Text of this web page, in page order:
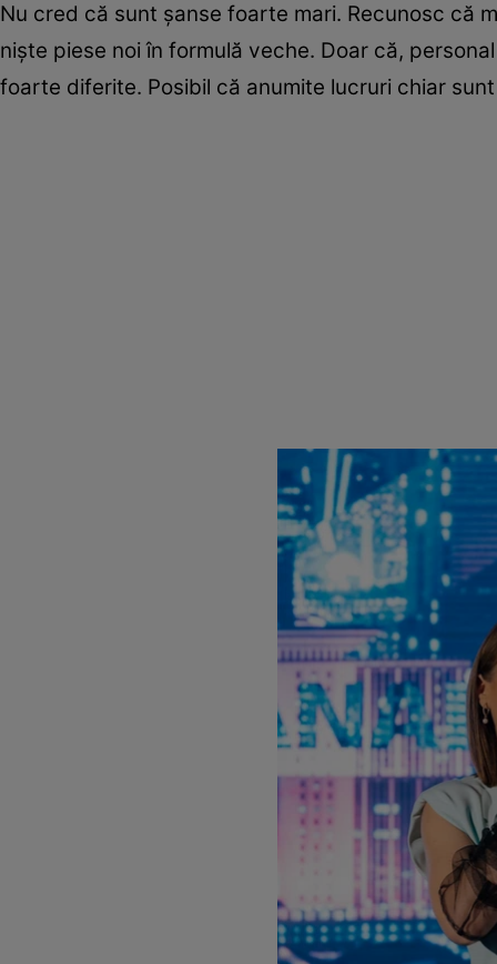
Nu cred că sunt șanse foarte mari. Recunosc că
niște piese noi în formulă veche. Doar că,
foarte diferite. Posibil că anumite lucruri chiar